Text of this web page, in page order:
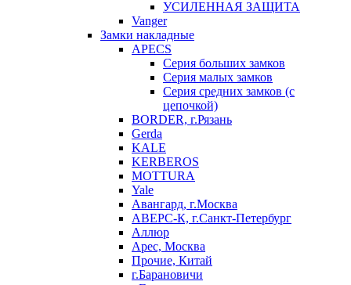
УСИЛЕННАЯ ЗАЩИТА
Vanger
Замки накладные
APECS
Серия больших замков
Серия малых замков
Серия средних замков (с
цепочкой)
BORDER, г.Рязань
Gerda
KALE
KERBEROS
MOTTURA
Yale
Авангард, г.Москва
АВЕРС-К, г.Санкт-Петербург
Аллюр
Арес, Москва
Прочие, Китай
г.Барановичи